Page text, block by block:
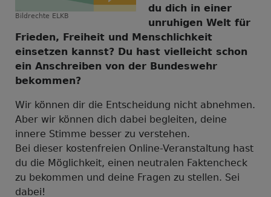
Bildrechte ELKB
du dich in einer
unruhigen Welt für
Frieden, Freiheit und Menschlichkeit
einsetzen kannst? Du hast vielleicht schon
ein Anschreiben von der Bundeswehr
bekommen?
Wir können dir die Entscheidung nicht abnehmen.
Aber wir können dich dabei begleiten, deine
innere Stimme besser zu verstehen.
Bei dieser kostenfreien Online-Veranstaltung hast
du die Möglichkeit, einen neutralen Faktencheck
zu bekommen und deine Fragen zu stellen. Sei
dabei!